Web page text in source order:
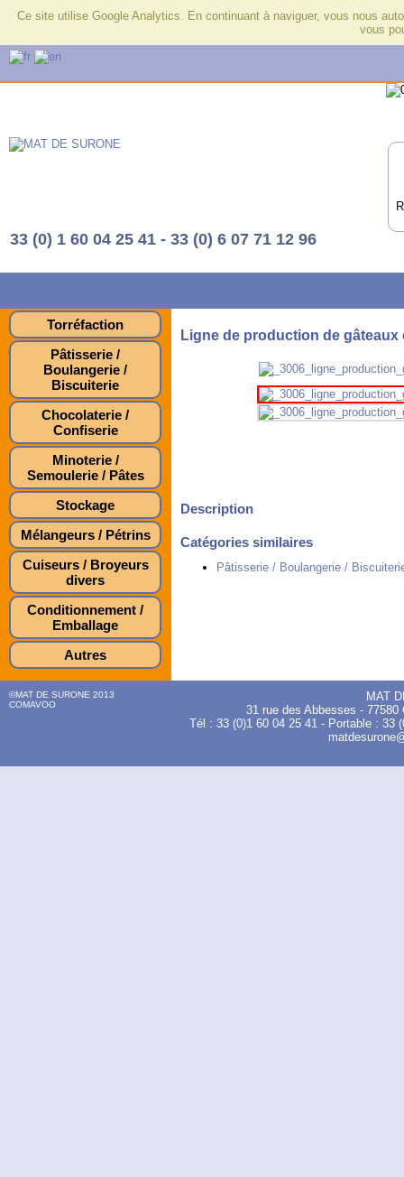
Ce site utilise Google Analytics. En continuant à naviguer, vous nous
vous
33 (0) 1 60 04 25 41 - 33 (0) 6 07 71 12 96
Torréfaction
Pâtisserie /
Boulangerie /
Biscuiterie
Chocolaterie /
Confiserie
Minoterie /
Semoulerie / Pâtes
Stockage
Mélangeurs / Pétrins
Cuiseurs / Broyeurs
divers
Conditionnement /
Emballage
Autres
Ligne de production de
Description
Catégories similaires
Pâtisserie / Boulangerie /
©MAT DE SURONE 2013
COMAVOO
MAT
31 rue des Abbesses -
Tél : 33 (0)1 60 04 25 41 - Portable : 33